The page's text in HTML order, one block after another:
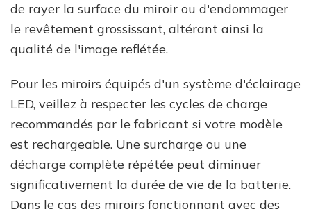
de rayer la surface du miroir ou d'endommager
le revêtement grossissant, altérant ainsi la
qualité de l'image reflétée.
Pour les miroirs équipés d'un système d'éclairage
LED, veillez à respecter les cycles de charge
recommandés par le fabricant si votre modèle
est rechargeable. Une surcharge ou une
décharge complète répétée peut diminuer
significativement la durée de vie de la batterie.
Dans le cas des miroirs fonctionnant avec des